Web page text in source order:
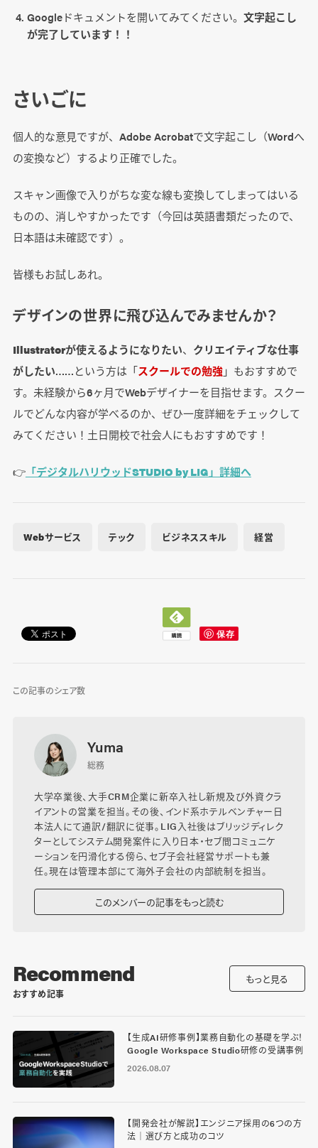
Googleドキュメントを開いてみてください。 文字起こし
が完了しています！！
さいごに
個人的な意見ですが、Adobe Acrobatで文字起こし（Wordへ
の変換など）するより正確でした。
スキャン画像で入りがちな変な線も変換してしまってはいる
ものの、消しやすかったです（今回は英語書類だったので、
日本語は未確認です）。
皆様もお試しあれ。
デザインの世界に飛び込んでみませんか？
Illustratorが使えるようになりたい、 クリエイティブな仕事
がしたい……という方は「スクールでの勉強」もおすすめで
す。未経験から6ヶ月でWebデザイナーを目指せます。スクー
ルでどんな内容が学べるのか、ぜひ一度詳細をチェックして
みてください！土日開校で社会人にもおすすめです！
👉「デジタルハリウッドSTUDIO by LIG」詳細へ
Webサービス テック ビジネススキル 経営
この記事のシェア数
Yuma
総務
大学卒業後、大手CRM企業に新卒入社し新規及び外資クラ
イアントの営業を担当。その後、インド系ホテルベンチャー日
本法人にて通訳/翻訳に従事。LIG入社後はブリッジディレク
ターとしてシステム開発案件に入り日本・セブ間コミュニケ
ーションを円滑化する傍ら、セブ子会社経営サポートも兼
任。現在は管理本部にて海外子会社の内部統制を担当。
このメンバーの記事をもっと読む
Recommend
おすすめ記事
もっと見る
【生成AI研修事例】業務自動化の基礎を学ぶ！
Google Workspace Studio研修の受講事例
2026.08.07
【開発会社が解説】エンジニア採用の6つの方
法｜選び方と成功のコツ